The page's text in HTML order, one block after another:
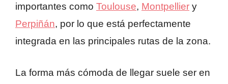
importantes como Toulouse, Montpellier y
Perpiñán, por lo que está perfectamente
integrada en las principales rutas de la zona.
La forma más cómoda de llegar suele ser en